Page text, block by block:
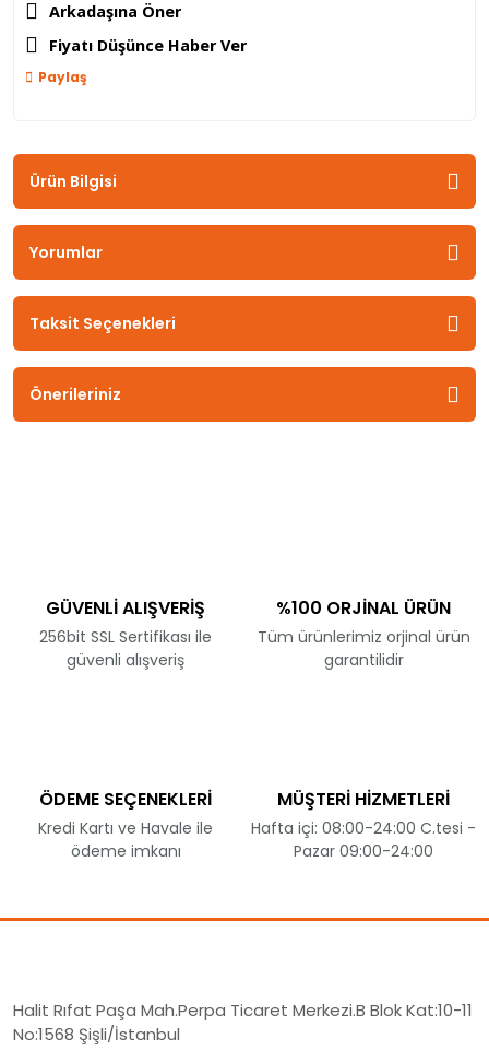
Arkadaşına Öner
Fiyatı Düşünce Haber Ver
Paylaş
Ürün Bilgisi
Yorumlar
Taksit Seçenekleri
Önerileriniz
GÜVENLİ ALIŞVERİŞ
256bit SSL Sertifikası ile
güvenli alışveriş
%100 ORJİNAL ÜRÜN
Tüm ürünlerimiz orjinal ürün
garantilidir
ÖDEME SEÇENEKLERİ
Kredi Kartı ve Havale ile
ödeme imkanı
MÜŞTERİ HİZMETLERİ
Hafta içi: 08:00-24:00 C.tesi -
Pazar 09:00-24:00
Halit Rıfat Paşa Mah.Perpa Ticaret Merkezi.B Blok Kat:10-11
No:1568 Şişli/İstanbul